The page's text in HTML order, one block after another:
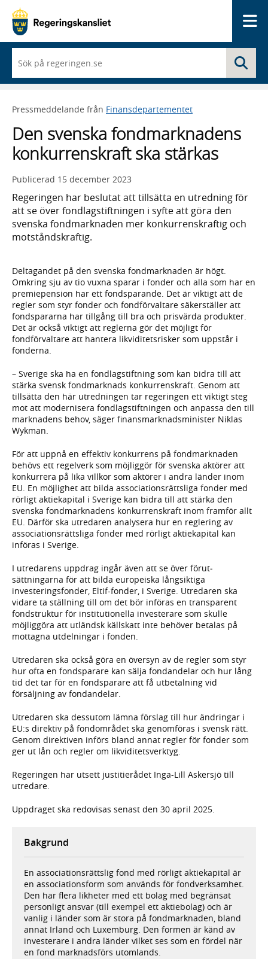
du
börjar
skriva
framträder
lista
med
sökförslag
Pressmeddelande från Finansdepartementet
Den svenska fondmarknadens
konkurrenskraft ska stärkas
Publicerad 15 december 2023
Regeringen har beslutat att tillsätta en utredning för
att se över fondlagstiftningen i syfte att göra den
svenska fondmarknaden mer konkurrenskraftig och
motståndskraftig.
Deltagandet på den svenska fondmarknaden är högt.
Omkring sju av tio vuxna sparar i fonder och alla som har en
premiepension har ett fondsparande. Det är viktigt att de
regler som styr fonder och fondförvaltare säkerställer att
fondspararna har tillgång till bra och prisvärda produkter.
Det är också viktigt att reglerna gör det möjligt för
fondförvaltare att hantera likviditetsrisker som uppstår i
fonderna.
– Sverige ska ha en fond­lagstiftning som kan bidra till att
stärka svensk fondmarknads konkurrenskraft. Genom att
tillsätta den här utredningen tar regeringen ett viktigt steg
mot att modernisera fondlagstiftningen och anpassa den till
marknadens behov, säger finansmarknadsminister Niklas
Wykman.
För att uppnå en effektiv konkurrens på fondmarknaden
behövs ett regelverk som möjliggör för svenska aktörer att
konkurrera på lika villkor som aktörer i andra länder inom
EU. En möjlighet att bilda associations­rättsliga fonder med
rörligt aktiekapital i Sverige kan bidra till att stärka den
svenska fondmarknadens konkurrenskraft inom framför allt
EU. Därför ska utredaren analysera hur en reglering av
associa­tions­­rättsliga fonder med rörligt aktiekapital kan
införas i Sverige.
I utredarens uppdrag ingår även att se över förut­
sättningarna för att bilda europeiska långsiktiga
investeringsfonder, Eltif-fonder, i Sverige. Utredaren ska
vidare ta ställning till om det bör införas en transparent
fondstruktur för institutionella investerare som skulle
möjliggöra att utländsk källskatt inte behöver betalas på
mottagna utdelningar i fonden.
Utredaren ska också göra en översyn av de regler som styr
hur ofta en fondsparare kan sälja fondandelar och hur lång
tid det tar för en fondsparare att få utbetalning vid
försäljning av fondandelar.
Utredaren ska dessutom lämna förslag till hur ändringar i
EU:s direktiv på fondområdet ska genomföras i svensk rätt.
Genom direk­tiven införs bland annat regler för fonder som
ger ut lån och regler om likviditetsverktyg.
Regeringen har utsett justitierådet Inga-Lill Askersjö till
utredare.
Uppdraget ska redovisas senast den 30 april 2025.
Bakgrund
En associationsrättslig fond med rörligt aktiekapital är
en associationsform som används för fondverksamhet.
Den har flera likheter med ett bolag med begränsat
personligt ansvar (till exempel ett aktiebolag) och är
vanlig i länder som är stora på fondmarknaden, bland
annat Irland och Luxemburg. Den formen är känd av
investerare i andra länder vilket ses som en fördel när
en fond marknadsförs utomlands.